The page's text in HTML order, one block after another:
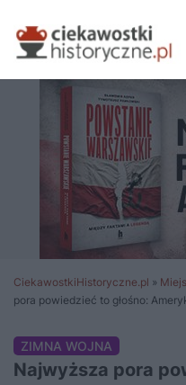
CiekawostkiHistoryczne.pl »
pora powiedzieć to głośno:
ZIMNA WOJNA
Najwyższa pora